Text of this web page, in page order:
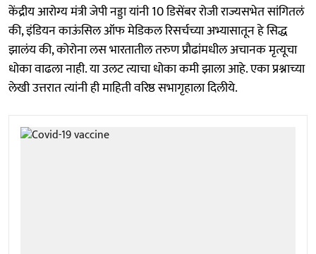
केंद्रीय आरोग्य मंत्री जेपी नड्डा यांनी 10 डिसेंबर रोजी राज्यसभेत सांगितलं
की, इंडियन काऊंसिल ऑफ मेडिकल रिसर्चच्या अभ्यासातून हे सिद्ध
झालंय की, कोरोना लस भारतातील तरुण प्रौढांमधील अचानक मृत्यूचा
धोका वाढला नाही. या उलट त्याचा धोका कमी झाला आहे. एका प्रश्नाच्या
लेखी उत्तरात त्यांनी ही माहिती वरिष्ठ सभागृहाला दिलीये.